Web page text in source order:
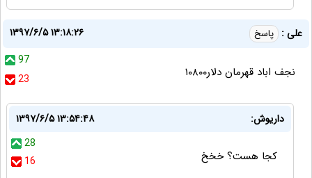
علی : پاسخ
۱۳۹۷/۶/۵ ۱۳:۱۸:۲۶
97
23
نجف اباد قهرمان دلار۱۰۸۰۰
داریوش:
۱۳۹۷/۶/۵ ۱۳:۵۴:۴۸
28
16
کجا هست؟ خخخ